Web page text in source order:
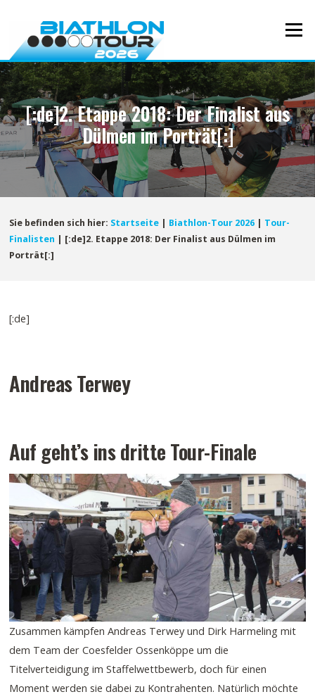
Inhalt
Menü
[:de]2. Etappe 2018: Der Finalist aus
Dülmen im Porträt[:]
Sie befinden sich hier: Startseite | Biathlon-Tour 2026 | Tour-
Finalisten | [:de]2. Etappe 2018: Der Finalist aus Dülmen im
Porträt[:]
[:de]
Andreas Terwey
Auf geht’s ins dritte Tour-Finale
Zusammen kämpfen Andreas Terwey und Dirk Harmeling mit
dem Team der Coesfelder Ossenköppe um die
Titelverteidigung im Staffelwettbewerb, doch für einen
Moment werden sie dabei zu Kontrahenten. Natürlich möchte